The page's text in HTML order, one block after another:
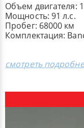
Объем двигателя:
Мощность: 91 л.с.
Пробег: 68000 км
Комплектация:
смотреть